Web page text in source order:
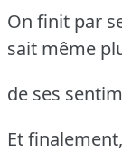
On finit par
sait même
de ses
Et